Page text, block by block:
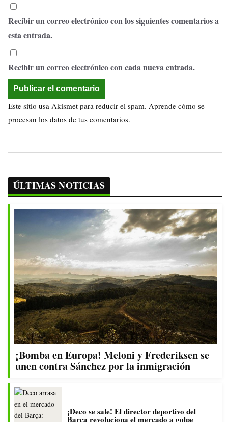
Recibir un correo electrónico con los siguientes comentarios a
esta entrada.
Recibir un correo electrónico con cada nueva entrada.
Este sitio usa Akismet para reducir el spam. Aprende cómo se
procesan los datos de tus comentarios.
ÚLTIMAS NOTICIAS
¡Bomba en Europa! Meloni y Frederiksen se
unen contra Sánchez por la inmigración
¡Deco se sale! El director deportivo del
Barça revoluciona el mercado a golpe